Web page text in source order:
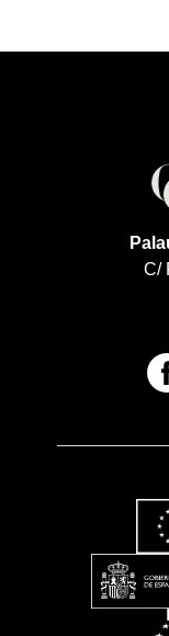
C/